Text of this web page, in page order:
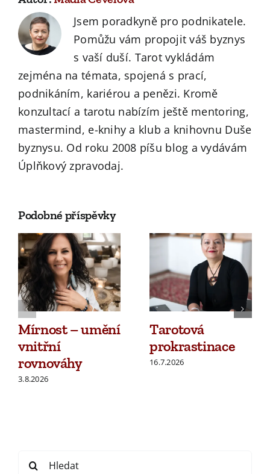
Jsem poradkyně pro podnikatele.
Pomůžu vám propojit váš byznys
s vaší duší. Tarot vykládám
zejména na témata, spojená s prací,
podnikáním, kariérou a penězi. Kromě
konzultací a tarotu nabízím ještě mentoring,
mastermind, e-knihy a klub a knihovnu Duše
byznysu. Od roku 2008 píšu blog a vydávám
Úplňkový zpravodaj.
Podobné příspěvky
Mírnost – umění
vnitřní
rovnováhy
3.8.2026
Tarotová
prokrastinace
16.7.2026
Search